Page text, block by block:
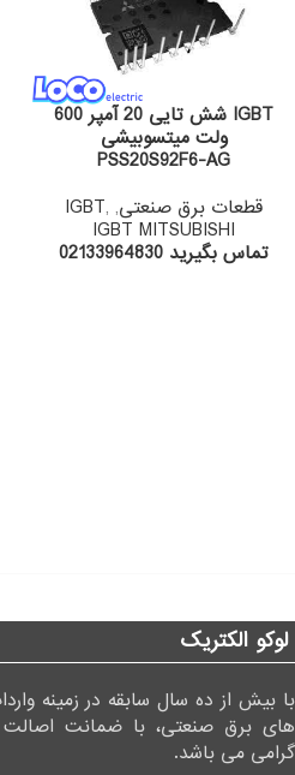
IGBT شش تایی 20 آمپر 600
ولت میتسوبیشی
PSS20S92F6-AG
قطعات برق صنعتی,
IGBT,
IGBT MITSUBISHI
تماس بگیرید 02133964830
لوکو الکتریک
با بیش از ده سال سابقه در زمینه
های برق صنعتی، با ضمانت
گرامی می باشد.